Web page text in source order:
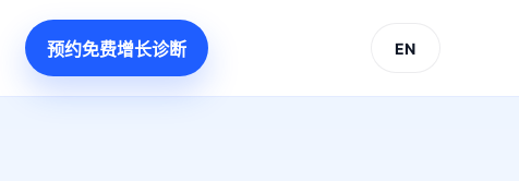
预约免费增长诊断 EN